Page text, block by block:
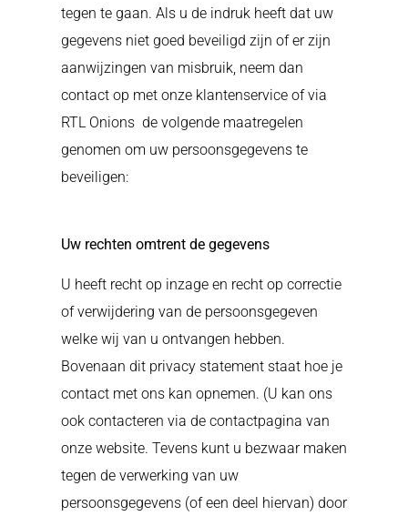
tegen te gaan. Als u de indruk heeft dat uw
gegevens niet goed beveiligd zijn of er zijn
aanwijzingen van misbruik, neem dan
contact op met onze klantenservice of via
RTL Onions de volgende maatregelen
genomen om uw persoonsgegevens te
beveiligen:
Uw rechten omtrent de gegevens
U heeft recht op inzage en recht op correctie
of verwijdering van de persoonsgegeven
welke wij van u ontvangen hebben.
Bovenaan dit privacy statement staat hoe je
contact met ons kan opnemen. (U kan ons
ook contacteren via de contactpagina van
onze website. Tevens kunt u bezwaar maken
tegen de verwerking van uw
persoonsgegevens (of een deel hiervan) door